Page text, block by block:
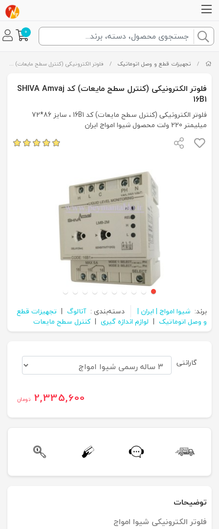
0
/ تجهیزات قطع و وصل اتوماتیک / فلوتر الکترونیکی (کنترل سطح مایعات) کد SHIVA Amvaj 16B1
فلوتر الکترونیکی (کنترل سطح مایعات) کد SHIVA Amvaj
16B1
فلوتر الکترونیکی (کنترل سطح مایعات) کد 16B1 ، سایز 86*72
میلیمتر 220 ولت محصول شیوا امواج ایران
برند: شیوا امواج | ایران | دسته‌بندی : آنالوگ | تجهیزات قطع
و وصل اتوماتیک | لوازم اندازه گیری | کنترل سطح مایعات
گارانتی
2,335,600 تومان
توضیحات
فلوتر الکترونیکی شیوا امواج